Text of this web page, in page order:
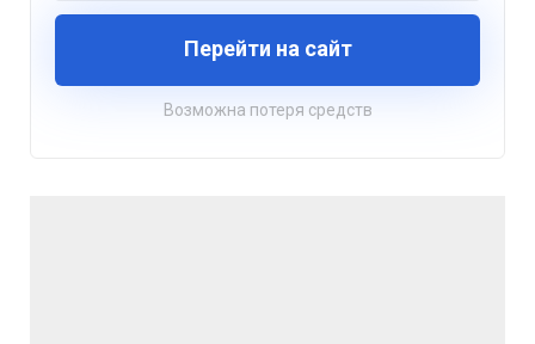
Перейти на сайт
Возможна потеря средств